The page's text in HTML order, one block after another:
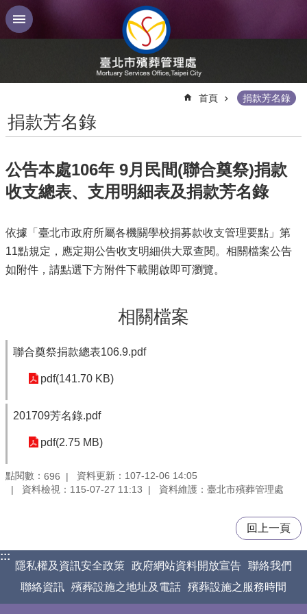
跳到主要內容區塊
首頁 捐款芳名錄
捐款芳名錄
公告本處106年 9月民間(聯合奠祭)捐款
收支總表、支用明細表及捐款芳名錄
依據「臺北市政府所屬各機關學校捐募款收支管理要點」第
11點規定，應定期公告收支明細供大眾查閱。相關檔案公告
如附件，請點選下方附件下載開啟即可瀏覽。
相關檔案
聯合奠祭捐款總表106.9.pdf
pdf(141.70 KB)
201709芳名錄.pdf
pdf(2.75 MB)
點閱數： 696
資料更新：107-12-06 14:05
資料檢視：115-07-27 11:13
資料維護：臺北市殯葬管理處
回上一頁
:::
隱私權及資訊安全政策 政府網站資料開放宣告 聯絡我們
聯絡資訊 殯葬設施之地址及電話 殯葬設施之服務時間